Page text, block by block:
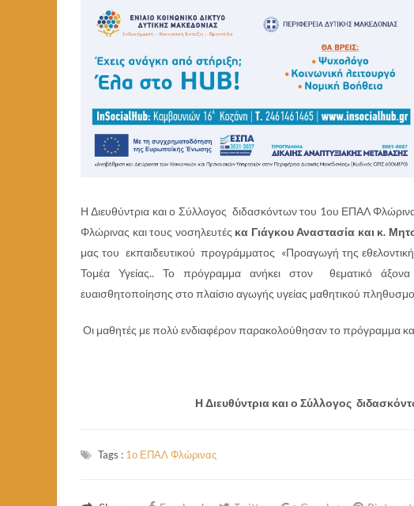
Η Διευθύντρια και ο Σύλλογος διδασκόντων του 1ου ΕΠΑΛ
Φλώρινας και τους νοσηλευτές κα Γιάγκου Αναστασία και κ.
μας του εκπαιδευτικού προγράμματος «Προαγωγή της
Τομέα Υγείας.. Το πρόγραμμα ανήκει στον θεματικό
ευαισθητοποίησης στο πλαίσιο αγωγής υγείας μαθητικού
Οι μαθητές με πολύ ενδιαφέρον παρακολούθησαν το πρόγραμμα
Η Διευθύντρια και ο Σύλλογος
Tags : 1ο ΕΠΑΛ Φλώρινας